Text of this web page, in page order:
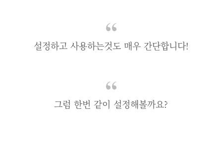
설정하고 사용하는것도 매우 간단합니다!
그럼 한번 같이 설정해볼까요?